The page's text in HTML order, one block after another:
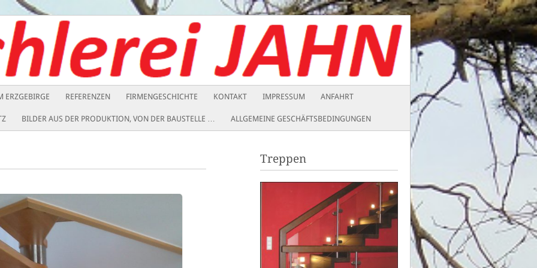
ERZGEBIRGE REFERENZEN FIRMENGESCHICHTE KONTAKT IMPRESSUM ANFAHRT
BILDER AUS DER PRODUKTION, VON DER BAUSTELLE … ALLGEMEINE GESCHÄFTSBEDINGUNGEN
Treppen